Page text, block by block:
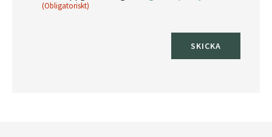
(Obligatoriskt)
(Obligatoriskt)